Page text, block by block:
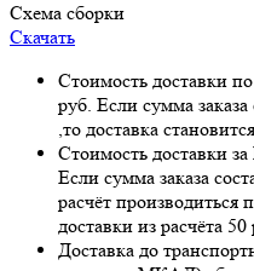
Схема сборки
Скачать
Стоимость доставки
руб. Если сумма заказа
,то доставка
Стоимость доставки
Если сумма заказа
расчёт
доставки из расчёта
Доставка до